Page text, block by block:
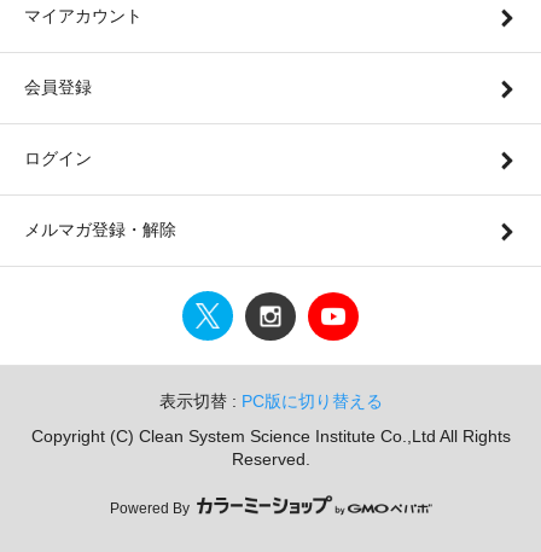
マイアカウント
会員登録
ログイン
メルマガ登録・解除
表示切替 : PC版に切り替える
Copyright (C) Clean System Science Institute Co.,Ltd All Rights
Reserved.
Powered By